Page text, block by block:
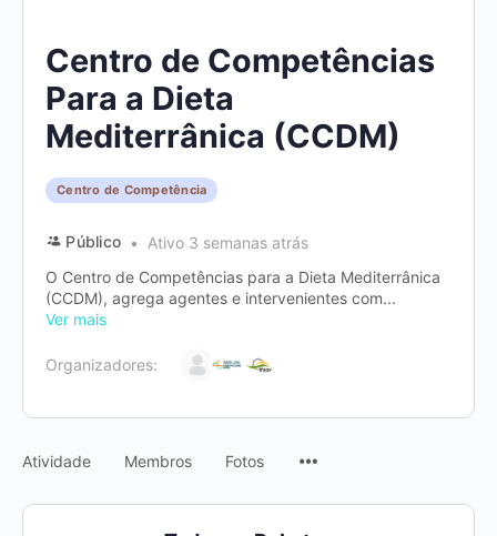
Centro de Competências
Para a Dieta
Mediterrânica (CCDM)
Centro de Competência
Público
Ativo 3 semanas atrás
O Centro de Competências para a Dieta Mediterrânica
(CCDM), agrega agentes e intervenientes com...
Ver mais
Organizadores:
Atividade Membros Fotos